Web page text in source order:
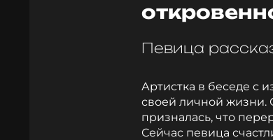
Певица
Артистка в беседе с
своей личной жизни.
призналась, что
Сейчас певица